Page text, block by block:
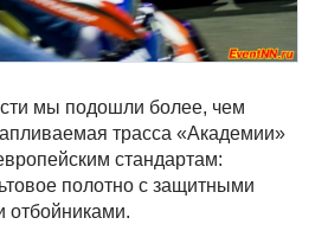
мы подошли более, чем
трасса «Академии»
стандартам:
полотно с защитными